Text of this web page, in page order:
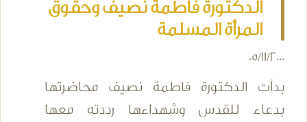
الدكتورة فاطمة نصيف وحقوق
المرأة المسلمة
05/11/2000
بدأت الدكتورة فاطمة نصيف محاضرتها
بدعاء للقدس وشهداءها رددته معها